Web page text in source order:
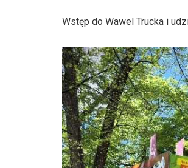
Wstęp do Wawel Trucka i